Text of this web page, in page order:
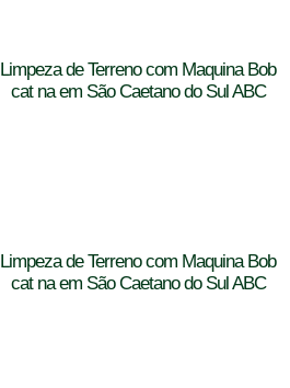
Limpeza de Terreno com Maquina Bob
cat na em São Caetano do Sul ABC
Limpeza de Terreno com Maquina Bob
cat na em São Caetano do Sul ABC